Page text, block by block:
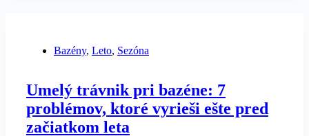
Bazény, Leto, Sezóna
Umelý trávnik pri bazéne: 7
problémov, ktoré vyrieši ešte pred
začiatkom leta